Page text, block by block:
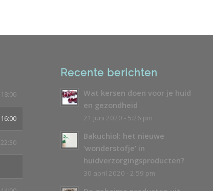
18:00
16:00
22:30
Recente berichten
Wat kersen doen voor je huid
en gezondheid
21 juni 2020 - 5:26 pm
Bakuchiol: het nieuwe
‘wonderstofje’ in
huidverzorgingsproducten?
30 april 2020 - 2:59 pm